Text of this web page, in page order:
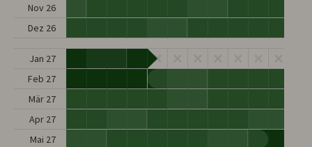
Nov 26
Dez 26
Jan 27
Feb 27
Mär 27
Apr 27
Mai 27